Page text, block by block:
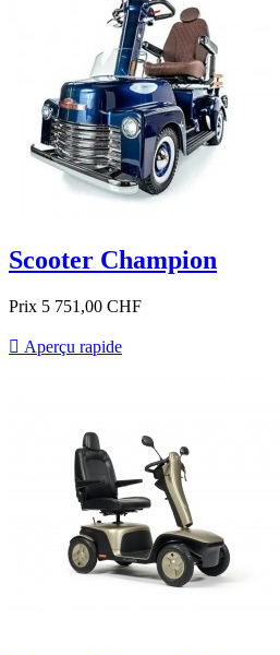
Scooter Champion
Prix 5 751,00 CHF
 Aperçu rapide